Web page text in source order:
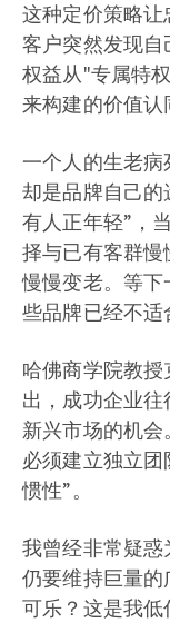
这种定价策略
客户突然发现
权益从"专属特
来构建的价值认
一个人的生老
却是品牌自己
有人正年轻”，
择与已有客群
慢慢变老。等
些品牌已经不适
哈佛商学院教
出，成功企业
新兴市场的机会
必须建立独立
惯性”。
我曾经非常疑
仍要维持巨量
可乐？这是我